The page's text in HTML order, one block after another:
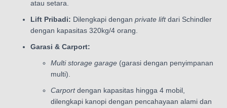
atau setara.
Lift Pribadi: Dilengkapi dengan private liftdari Schindler
dengan kapasitas 320kg/4 orang.
Garasi & Carport:
Multi storage garage (garasi dengan penyimpanan
multi).
Carportdengan kapasitas hingga 4 mobil,
dilengkapi kanopi dengan pencahayaan alami dan